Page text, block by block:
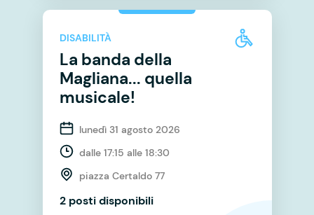
DISABILITÀ
La banda della
Magliana... quella
musicale!
lunedì 31 agosto 2026
dalle 17:15 alle 18:30
piazza Certaldo 77
2 posti disponibili